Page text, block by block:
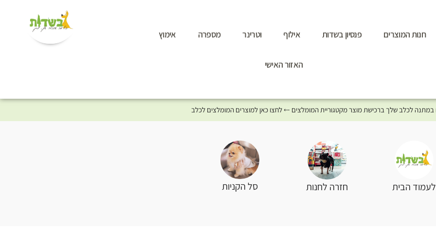
חנות המוצרים פנסיון בשדות אילוף וטרינר מספרה אימוץ
האזור האישי
לעמוד הבית חזרה לחנות סל הקניות